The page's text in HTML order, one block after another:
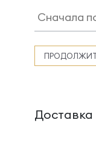
Доставка